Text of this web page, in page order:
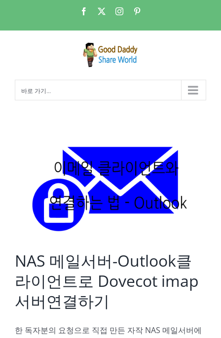
츠
Facebook Instagram
바로 가기...
NAS 메일서버-Outlook클
라이언트로 Dovecot imap
서버연결하기
한 독자분의 요청으로 직접 만든 자작 NAS 메일서버에